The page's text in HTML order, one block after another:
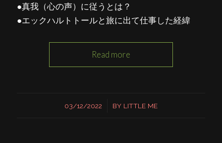
●真我（心の声）に従うとは？
●エックハルトトールと旅に出て仕事した経緯
Read more
03/12/2022
/ BY LITTLE ME